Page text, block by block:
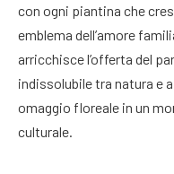
con ogni piantina che
emblema dell’amore
arricchisce l’offerta del
indissolubile tra natura e
omaggio floreale in un
culturale.